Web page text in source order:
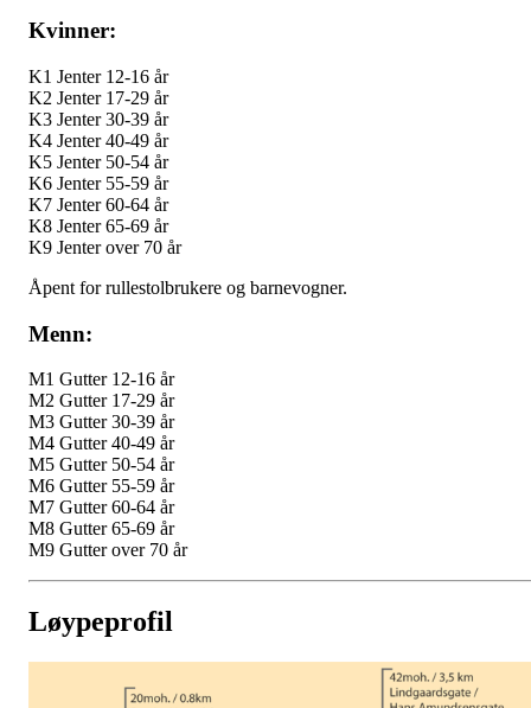
Kvinner:
K1 Jenter 12-16 år
K2 Jenter 17-29 år
K3 Jenter 30-39 år
K4 Jenter 40-49 år
K5 Jenter 50-54 år
K6 Jenter 55-59 år
K7 Jenter 60-64 år
K8 Jenter 65-69 år
K9 Jenter over 70 år
Åpent for rullestolbrukere og barnevogner.
Menn:
M1 Gutter 12-16 år
M2 Gutter 17-29 år
M3 Gutter 30-39 år
M4 Gutter 40-49 år
M5 Gutter 50-54 år
M6 Gutter 55-59 år
M7 Gutter 60-64 år
M8 Gutter 65-69 år
M9 Gutter over 70 år
Løypeprofil